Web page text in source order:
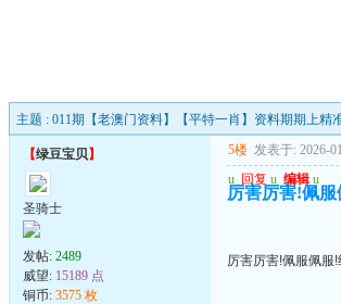
主题 : 011期【老澳门资料】【平特一肖】资料期期上精
【绿豆宝贝】
圣骑士
发帖: 2489
威望: 15189 点
铜币: 3575 枚
5楼 发表于: 2026-
u 回复 u 编辑 u
厉害厉害!佩
厉害厉害!佩服佩服